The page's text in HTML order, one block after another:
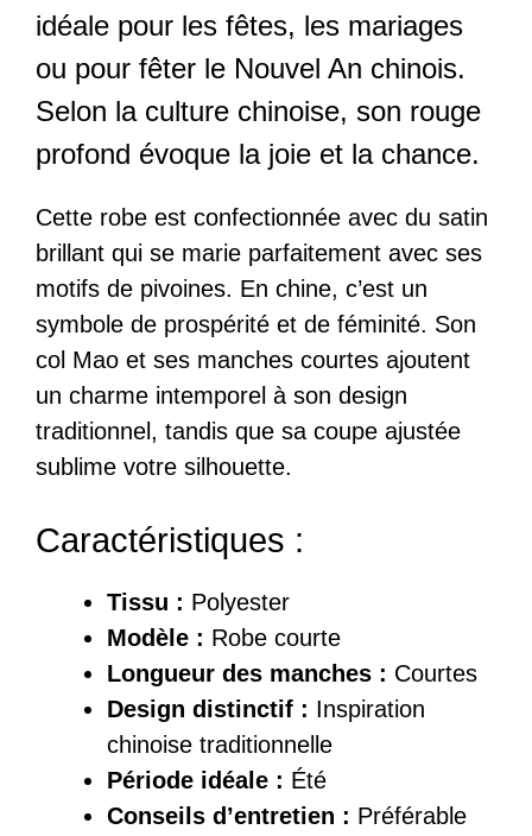
idéale pour les fêtes, les mariages
ou pour fêter le Nouvel An chinois.
Selon la culture chinoise, son rouge
profond évoque la joie et la chance.
Cette robe est confectionnée avec du satin
brillant qui se marie parfaitement avec ses
motifs de pivoines. En chine, c’est un
symbole de prospérité et de féminité. Son
col Mao et ses manches courtes ajoutent
un charme intemporel à son design
traditionnel, tandis que sa coupe ajustée
sublime votre silhouette.
Caractéristiques :
Tissu : Polyester
Modèle : Robe courte
Longueur des manches : Courtes
Design distinctif : Inspiration
chinoise traditionnelle
Période idéale : Été
Conseils d’entretien : Préférable